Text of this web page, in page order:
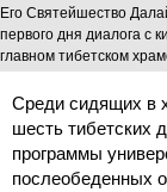
Его Святейшество
первого дня диалога с
главном тибетском
Среди сидящих в
шесть тибетских
программы
послеобеденных